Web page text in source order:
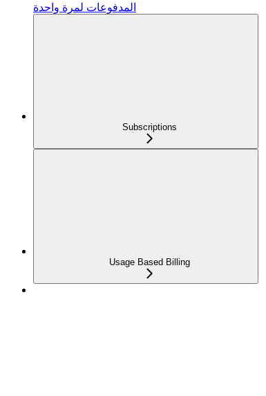
المدفوعات لمرة واحدة
Subscriptions
Usage Based Billing